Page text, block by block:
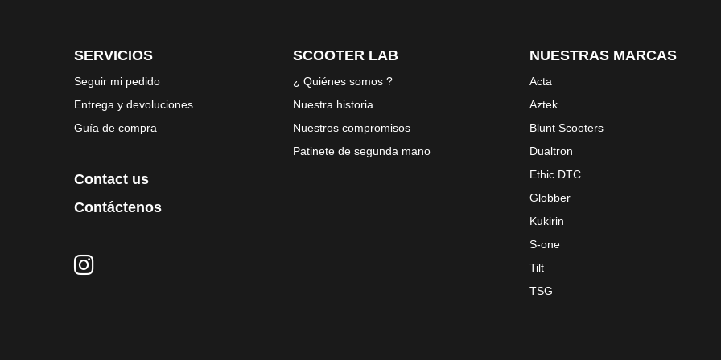
SERVICIOS
Seguir mi pedido
Entrega y devoluciones
Guía de compra
Contact us
Contáctenos
SCOOTER LAB
¿ Quiénes somos ?
Nuestra historia
Nuestros compromisos
Patinete de segunda mano
NUESTRAS MARCAS
Acta
Aztek
Blunt Scooters
Dualtron
Ethic DTC
Globber
Kukirin
S-one
Tilt
TSG